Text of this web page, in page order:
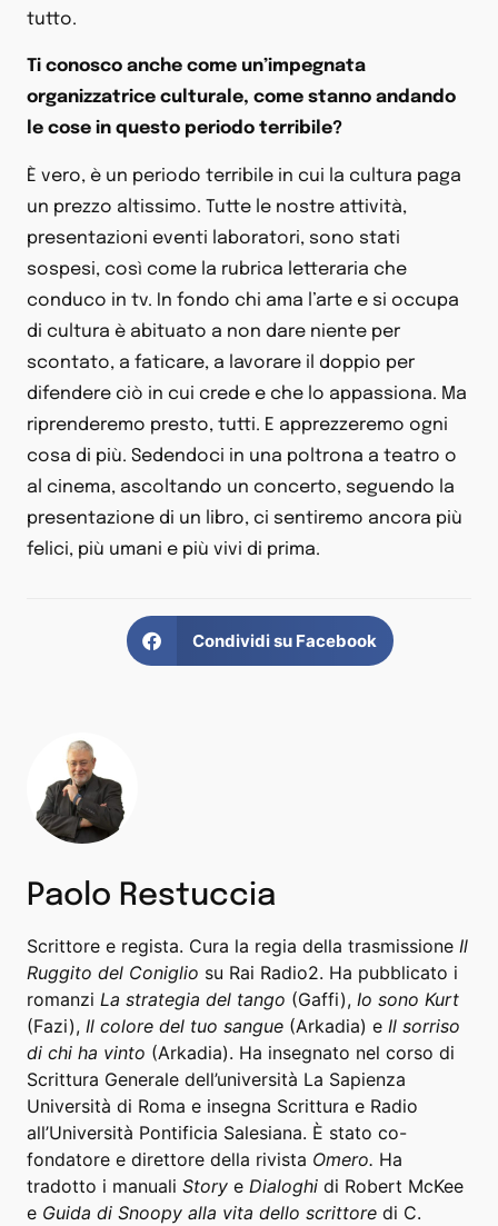
tutto.
Ti conosco anche come un’impegnata
organizzatrice culturale, come stanno andando
le cose in questo periodo terribile?
È vero, è un periodo terribile in cui la cultura paga
un prezzo altissimo. Tutte le nostre attività,
presentazioni eventi laboratori, sono stati
sospesi, così come la rubrica letteraria che
conduco in tv. In fondo chi ama l’arte e si occupa
di cultura è abituato a non dare niente per
scontato, a faticare, a lavorare il doppio per
difendere ciò in cui crede e che lo appassiona. Ma
riprenderemo presto, tutti. E apprezzeremo ogni
cosa di più. Sedendoci in una poltrona a teatro o
al cinema, ascoltando un concerto, seguendo la
presentazione di un libro, ci sentiremo ancora più
felici, più umani e più vivi di prima.
Condividi su Facebook
Paolo Restuccia
Scrittore e regista. Cura la regia della trasmissione Il
Ruggito del Coniglio su Rai Radio2. Ha pubblicato i
romanzi La strategia del tango (Gaffi), Io sono Kurt
(Fazi), Il colore del tuo sangue (Arkadia) e Il sorriso
di chi ha vinto (Arkadia). Ha insegnato nel corso di
Scrittura Generale dell’università La Sapienza
Università di Roma e insegna Scrittura e Radio
all’Università Pontificia Salesiana. È stato co-
fondatore e direttore della rivista Omero. Ha
tradotto i manuali Story e Dialoghi di Robert McKee
e Guida di Snoopy alla vita dello scrittore di C.